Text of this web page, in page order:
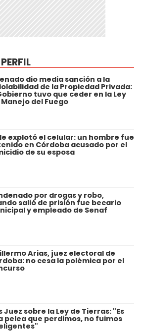
dio media sanción a la
de la Propiedad Privada:
tuvo que ceder en la Ley
del Fuego
explotó el celular: un hombre fue
en Córdoba acusado por el
de su esposa
por drogas y robo,
salió de prisión fue becario
y empleado de Senaf
Arias, juez electoral de
no cesa la polémica por el
Juez sobre la Ley de Tierras: "Es
pelea que perdimos, no fuimos